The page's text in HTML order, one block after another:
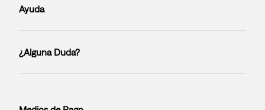
Ayuda
¿Alguna Duda?